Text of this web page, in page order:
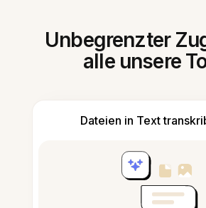
Unbegrenzter
alle unsere
Dateien in Text